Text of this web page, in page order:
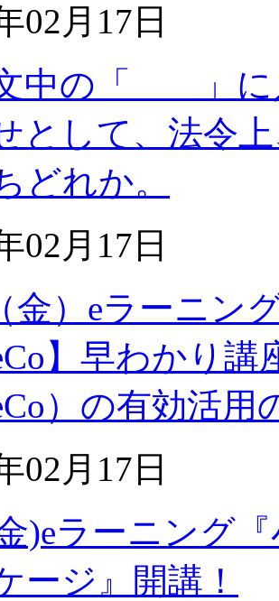
02月17日
中の「 」に
として、法令
どれか。
02月17日
金）eラーニン
】早わかり
）の有効活
02月17日
)eラーニング
ージ』開講！